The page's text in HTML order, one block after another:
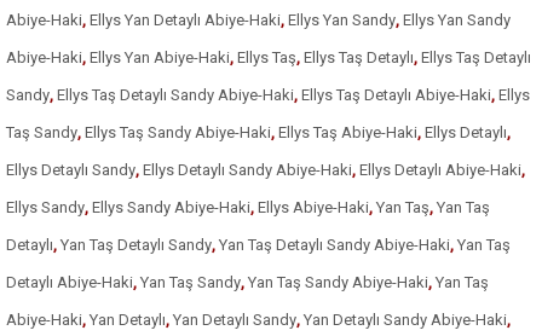
Abiye-Haki, Ellys Yan Detaylı Abiye-Haki, Ellys Yan Sandy, Ellys Yan Sandy
Abiye-Haki, Ellys Yan Abiye-Haki, Ellys Taş, Ellys Taş Detaylı, Ellys Taş Detaylı
Sandy, Ellys Taş Detaylı Sandy Abiye-Haki, Ellys Taş Detaylı Abiye-Haki, Ellys
Taş Sandy, Ellys Taş Sandy Abiye-Haki, Ellys Taş Abiye-Haki, Ellys Detaylı,
Ellys Detaylı Sandy, Ellys Detaylı Sandy Abiye-Haki, Ellys Detaylı Abiye-Haki,
Ellys Sandy, Ellys Sandy Abiye-Haki, Ellys Abiye-Haki, Yan Taş, Yan Taş
Detaylı, Yan Taş Detaylı Sandy, Yan Taş Detaylı Sandy Abiye-Haki, Yan Taş
Detaylı Abiye-Haki, Yan Taş Sandy, Yan Taş Sandy Abiye-Haki, Yan Taş
Abiye-Haki, Yan Detaylı, Yan Detaylı Sandy, Yan Detaylı Sandy Abiye-Haki,